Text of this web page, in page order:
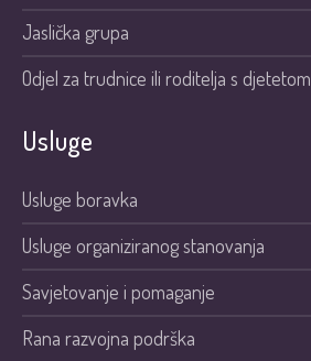
Jaslička grupa
Odjel za trudnice ili roditelja s djetetom
Usluge
Usluge boravka
Usluge organiziranog stanovanja
Savjetovanje i pomaganje
Rana razvojna podrška